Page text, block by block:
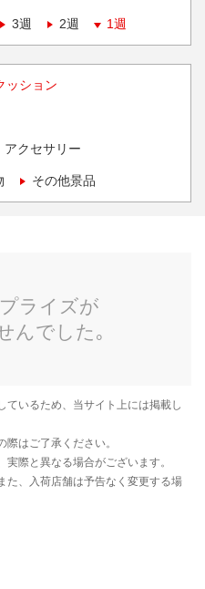
3週 2週 1週
ッション
アクセサリー
その他景品